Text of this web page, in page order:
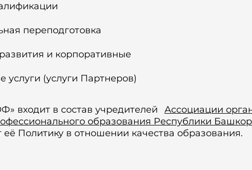
переподготовка
и корпоративные
услуги (услуги Партнеров)
в состав учредителей
Ассоциации
образования Республики
её Политику в отношении качества образования.